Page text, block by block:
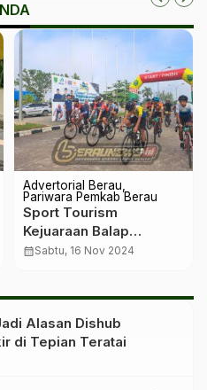
Advertorial Berau
Pariwara Pemkab Berau
Sport Tourism
Kejuaraan Balap
Sepeda Kabupaten
calendar_monthSabtu, 16 Nov 2024
Alasan Dishub
di Tepian Teratai